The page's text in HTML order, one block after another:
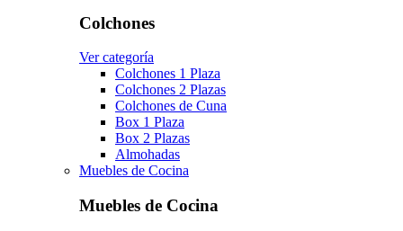
Colchones
Ver categoría
Colchones 1 Plaza
Colchones 2 Plazas
Colchones de Cuna
Box 1 Plaza
Box 2 Plazas
Almohadas
Muebles de Cocina
Muebles de Cocina